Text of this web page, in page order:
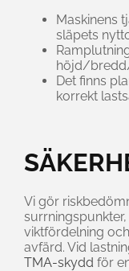
Maskinens
släpets
höjd/
Det finns
korrekt
Vi gör
viktfördelning
avfärd. Vid
TMA-skydd för